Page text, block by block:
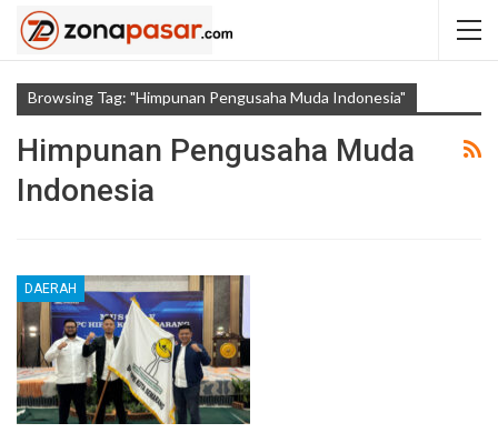
Browsing Tag: "Himpunan Pengusaha Muda Indonesia"
Himpunan Pengusaha Muda
Indonesia
DAERAH